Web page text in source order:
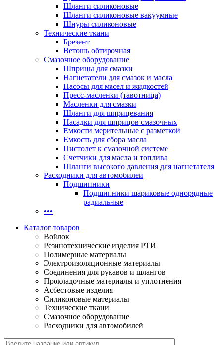
Шланги силиконовые
Шланги силиконовые вакуумные
Шнуры силиконовые
Технические ткани
Брезент
Ветошь обтирочная
Смазочное оборудование
Шприцы для смазки
Нагнетатели для смазок и масла
Насосы для масел и жидкостей
Пресс-масленки (тавотница)
Масленки для смазки
Шланги для шприцевания
Насадки для шприцов смазочных
Емкости мерительные с разметкой
Емкость для сбора масла
Пистолет к смазочной системе
Счетчики для масла и топлива
Шланги высокого давления для нагнетателя
Расходники для автомобилей
Подшипники
Подшипники шариковые однорядные
радиальные
•••
Каталог товаров
Войлок
Резинотехнические изделия РТИ
Полимерные материалы
Электроизоляционные материалы
Соединения для рукавов и шлангов
Прокладочные материалы и уплотнения
Асбестовые изделия
Силиконовые материалы
Технические ткани
Смазочное оборудование
Расходники для автомобилей